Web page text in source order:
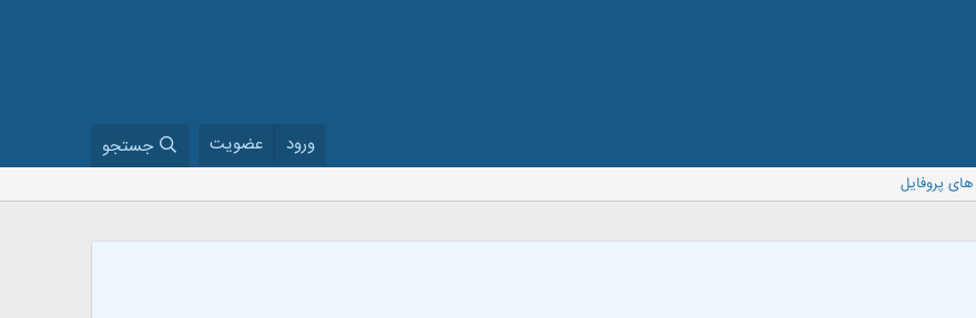
ورود عضویت جستجو
پروفایل